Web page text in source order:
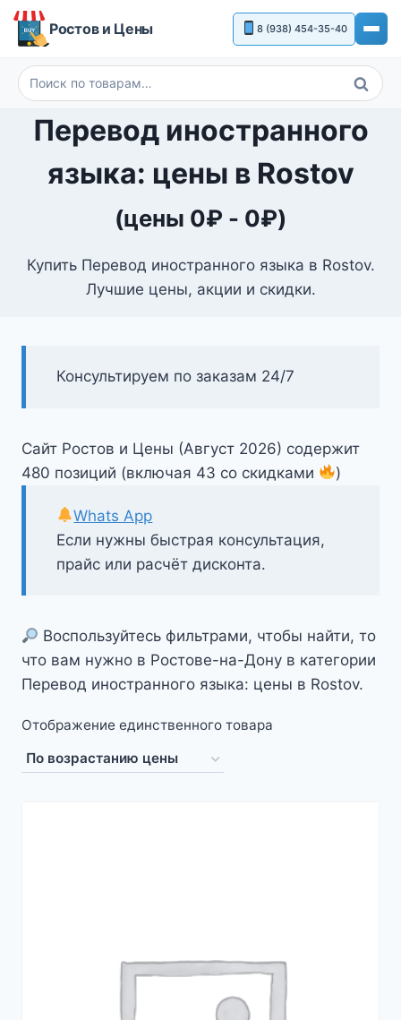
Перейти
Ростов и Цены 8 (938) 454-35-40
Искать:
Поиск
Перевод иностранного
языка: цены в Rostov
(цены 0₽ - 0₽)
Купить Перевод иностранного языка в Rostov.
Лучшие цены, акции и скидки.
Консультируем по заказам 24/7
Сайт Ростов и Цены (Август 2026) содержит
480 позиций (включая 43 со скидками
)
Если нужны быстрая консультация,
прайс или расчёт дисконта.
Whats App
Воспользуйтесь фильтрами, чтобы найти, то
что вам нужно в Ростове-на-Дону в категории
Перевод иностранного языка: цены в Rostov.
Отображение единственного товара